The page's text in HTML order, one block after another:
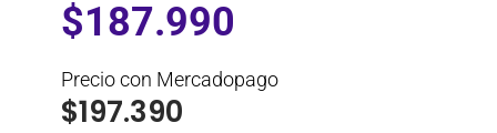
$187.990
Precio con Mercadopago
$197.390